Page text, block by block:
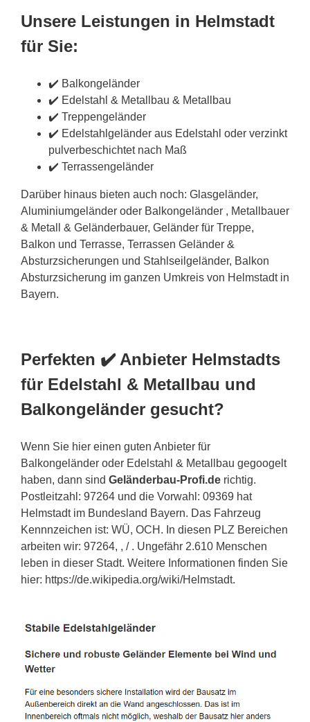
Unsere Leistungen in Helmstadt
für Sie:
✔️ Balkongeländer
✔️ Edelstahl & Metallbau & Metallbau
✔️ Treppengeländer
✔️ Edelstahlgeländer aus Edelstahl oder verzinkt
pulverbeschichtet nach Maß
✔️ Terrassengeländer
Darüber hinaus bieten auch noch: Glasgeländer,
Aluminiumgeländer oder Balkongeländer , Metallbauer
& Metall & Geländerbauer, Geländer für Treppe,
Balkon und Terrasse, Terrassen Geländer &
Absturzsicherungen und Stahlseilgeländer, Balkon
Absturzsicherung im ganzen Umkreis von Helmstadt in
Bayern.
Perfekten ✔️ Anbieter Helmstadts
für Edelstahl & Metallbau und
Balkongeländer gesucht?
Wenn Sie hier einen guten Anbieter für
Balkongeländer oder Edelstahl & Metallbau gegoogelt
haben, dann sind Geländerbau-Profi.de richtig.
Postleitzahl: 97264 und die Vorwahl: 09369 hat
Helmstadt im Bundesland Bayern. Das Fahrzeug
Kennnzeichen ist: WÜ, OCH. In diesen PLZ Bereichen
arbeiten wir: 97264, , / . Ungefähr 2.610 Menschen
leben in dieser Stadt. Weitere Informationen finden Sie
hier: https://de.wikipedia.org/wiki/Helmstadt.